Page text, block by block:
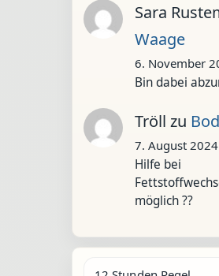
Sara
Waage
6. November
Bin dabei
Tröll zu
7. August 2024
Hilfe bei
möglich ??